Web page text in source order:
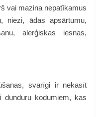
vai mazina nepatīkamus
niezi, ādas apsārtumu,
alerģiskas iesnas,
svarīgi ir nekasīt
kodumiem, kas